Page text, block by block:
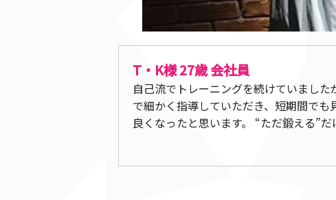
T・K様 27歳 会社員
自己流でトレーニングを続けていまし
で細かく指導していただき、短期間で
良くなったと思います。 “ただ鍛える”